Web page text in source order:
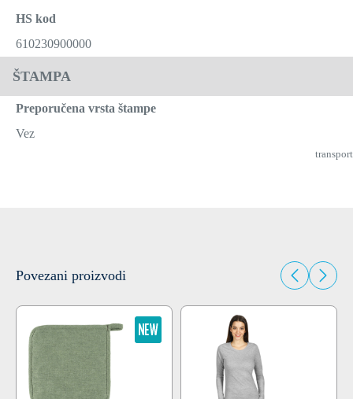
HS kod
610230900000
ŠTAMPA
Preporučena vrsta štampe
Vez
transport
Povezani proizvodi